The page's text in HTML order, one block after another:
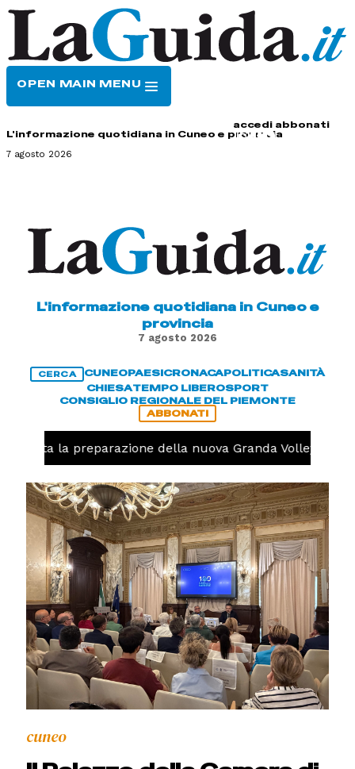
OPEN MAIN MENU
accedi abbonati
L'informazione quotidiana in Cuneo e provincia
7 agosto 2026
L'informazione quotidiana in Cuneo e
provincia
7 agosto 2026
CERCA CUNEOPAESICRONACAPOLITICASANITÀ
CHIESATEMPO LIBEROSPORT
CONSIGLIO REGIONALE DEL PIEMONTE
ABBONATI
la preparazione della nuova Granda Volley (FOTO e
cuneo